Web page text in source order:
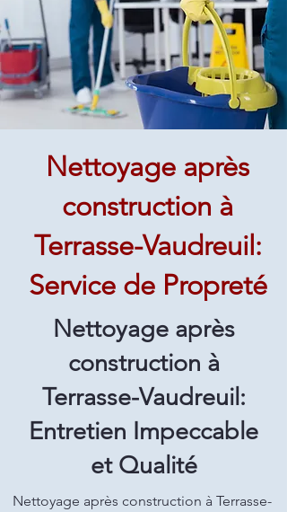
Nettoyage après
construction à
Terrasse-Vaudreuil:
Service de Propreté
Nettoyage après
construction à
Terrasse-Vaudreuil:
Entretien Impeccable
et Qualité
Nettoyage après construction à Terrasse-